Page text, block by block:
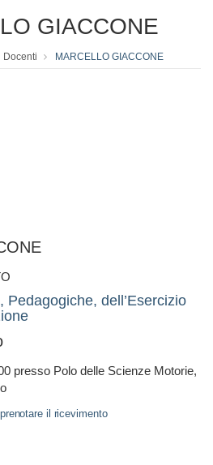
GIACCONE
Docenti MARCELLO GIACCONE
Pedagogiche, dell’Esercizio
presso Polo delle Scienze Motorie,
il ricevimento